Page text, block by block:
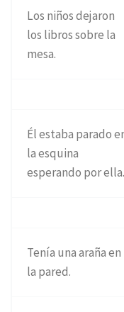
Los niños dejaron
los libros sobre la
mesa.
Él estaba parado
la esquina
esperando por ella.
Tenía una araña en
la pared.